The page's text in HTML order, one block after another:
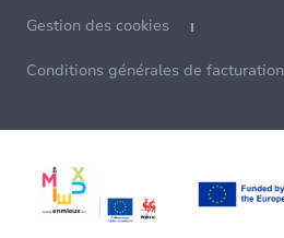
Gestion des cookies
Conditions générales de facturation